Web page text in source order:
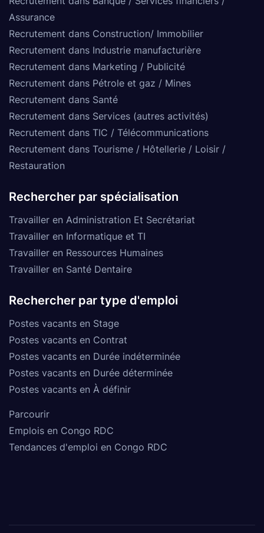
Assurance
Recrutement dans Construction/ Immobilier
Recrutement dans Industrie manufacturière
Recrutement dans Marketing / Publicité
Recrutement dans Pétrole et gaz / Mines
Recrutement dans Santé
Recrutement dans Services (autres activités)
Recrutement dans TIC / Télécommunications
Recrutement dans Tourisme / Hôtellerie / Loisir /
Restauration
Rechercher par spécialisation
Travailler en Administration Et Secrétariat
Travailler en Informatique et TI
Travailler en Ressources Humaines
Travailler en Santé Dentaire
Rechercher par type d'emploi
Postes vacants en Stage
Postes vacants en Contrat
Postes vacants en Durée indéterminée
Postes vacants en Durée déterminée
Postes vacants en À définir
Parcourir
Emplois en Congo RDC
Tendances d'emploi en Congo RDC